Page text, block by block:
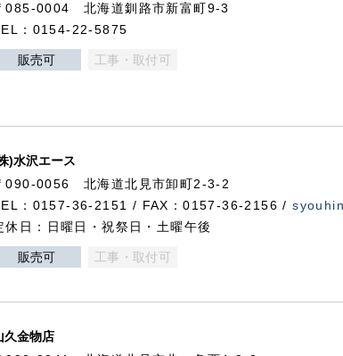
085-0004 北海道釧路市新富町9-3
：0154-22-5875
販売可 工事・取付可
)水沢エース
090-0056 北海道北見市卸町2-3-2
：0157-36-2151 / FAX：0157-36-2156 /
休日：日曜日・祝祭日・土曜午後
販売可 工事・取付可
久金物店